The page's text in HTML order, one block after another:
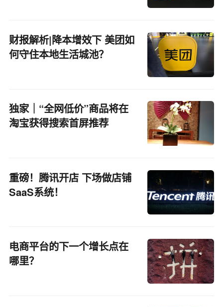
财报解析|降本增效下 美团如
何守住本地生活城池？
独家｜“全网低价”商品将在
淘宝获得搜索首屏推荐
重磅！腾讯开店 下场做店铺
SaaS系统！
电商平台的下一个增长点在
哪里？